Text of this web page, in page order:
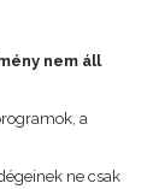
nem áll
a
ne csak